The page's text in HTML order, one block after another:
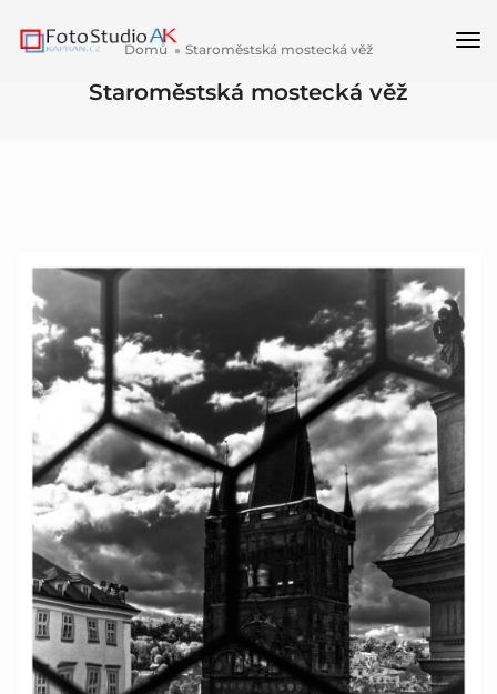
Domů Staroměstská mostecká věž
Staroměstská mostecká věž